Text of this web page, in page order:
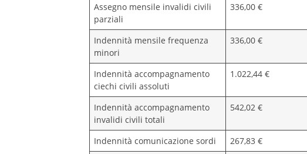
Assegno mensile invalidi civili
parziali
336,00 €
Indennità mensile frequenza
minori
336,00 €
Indennità accompagnamento
ciechi civili assoluti
1.022,44 €
Indennità accompagnamento
invalidi civili totali
542,02 €
Indennità comunicazione sordi 267,83 €